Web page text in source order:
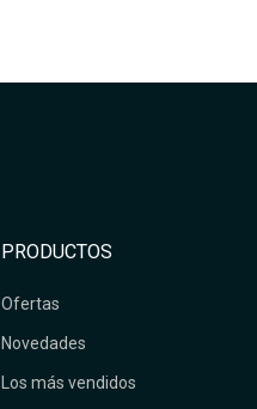
PRODUCTOS
Ofertas
Novedades
Los más vendidos